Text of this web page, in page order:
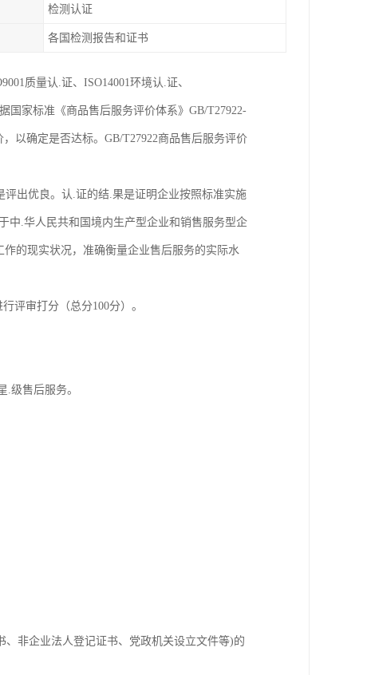
检测认证
各国检测报告和证书
质量认.证、ISO14001环境认.证、
国家标准《商品售后服务评价体系》GB/T27922-
以确定是否达标。GB/T27922商品售后服务评价
评出优良。认.证的结.果是证明企业按照标准实施
中.华人民共和国境内生产型企业和销售服务型企
的现实状况，准确衡量企业售后服务的实际水
评审打分（总分100分）。
.级售后服务。
非企业法人登记证书、党政机关设立文件等)的